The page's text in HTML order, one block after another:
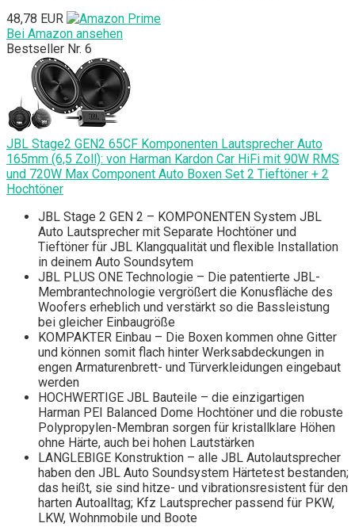
48,78 EUR
Bei Amazon ansehen
Bestseller Nr. 6
JBL Stage2 GEN2 65CF Komponenten Lautsprecher Auto
165mm (6,5 Zoll): von Harman Kardon Car HiFi mit 90W RMS
und 720W Max Component Auto Boxen Set 2 Tieftöner + 2
Hochtöner
JBL Stage 2 GEN 2 – KOMPONENTEN System JBL
Auto Lautsprecher mit Separate Hochtöner und
Tieftöner für JBL Klangqualität und flexible Installation
in deinem Auto Soundsytem
JBL PLUS ONE Technologie – Die patentierte JBL-
Membrantechnologie vergrößert die Konusfläche des
Woofers erheblich und verstärkt so die Bassleistung
bei gleicher Einbaugröße
KOMPAKTER Einbau – Die Boxen kommen ohne Gitter
und können somit flach hinter Werksabdeckungen in
engen Armaturenbrett- und Türverkleidungen eingebaut
werden
HOCHWERTIGE JBL Bauteile – die einzigartigen
Harman PEI Balanced Dome Hochtöner und die robuste
Polypropylen-Membran sorgen für kristallklare Höhen
ohne Härte, auch bei hohen Lautstärken
LANGLEBIGE Konstruktion – alle JBL Autolautsprecher
haben den JBL Auto Soundsystem Härtetest bestanden;
das heißt, sie sind hitze- und vibrationsresistent für den
harten Autoalltag; Kfz Lautsprecher passend für PKW,
LKW, Wohnmobile und Boote